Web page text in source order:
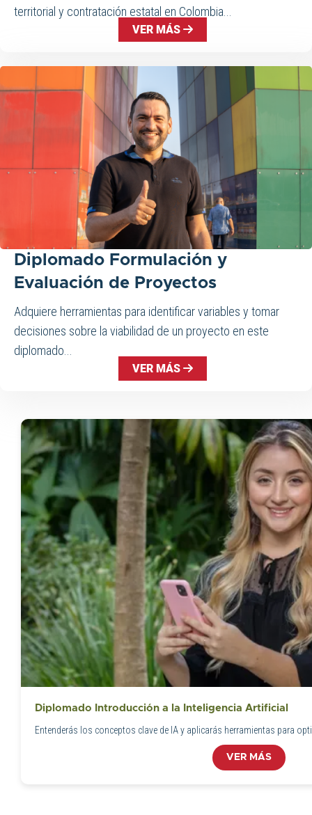
territorial y contratación estatal en Colombia...
VER MÁS
Diplomado Formulación y
Evaluación de Proyectos
Adquiere herramientas para identificar variables y tomar
decisiones sobre la viabilidad de un proyecto en este
diplomado...
VER MÁS
Diplomado Introducción a la Inteligencia Artificial
Entenderás los conceptos clave de IA y aplicarás herramientas para
VER MÁS